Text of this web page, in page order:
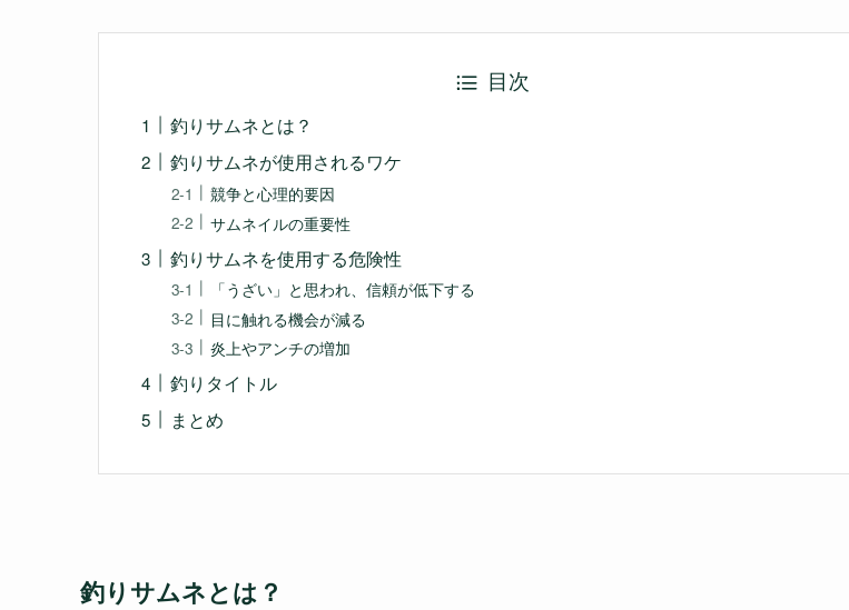
目次
釣りサムネとは？
釣りサムネが使用されるワケ
競争と心理的要因
サムネイルの重要性
釣りサムネを使用する危険性
「うざい」と思われ、信頼が低下する
目に触れる機会が減る
炎上やアンチの増加
釣りタイトル
まとめ
釣りサムネとは？